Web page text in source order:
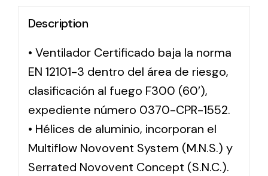
Description
• Ventilador Certificado baja la norma
EN 12101-3 dentro del área de riesgo,
clasificación al fuego F300 (60′),
expediente número 0370-CPR-1552.
• Hélices de aluminio, incorporan el
Multiflow Novovent System (M.N.S.) y
Serrated Novovent Concept (S.N.C.).